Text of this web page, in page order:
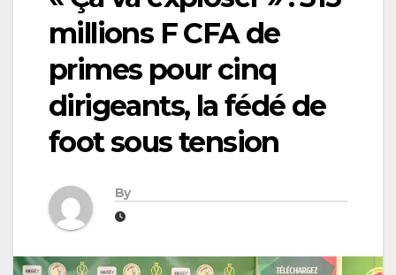
millions F CFA de
primes pour cinq
dirigeants, la fédé de
foot sous tension
By